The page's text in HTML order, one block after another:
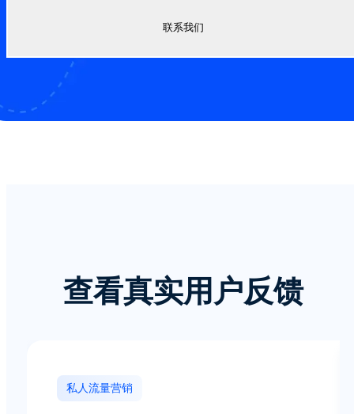
联系我们
查看真实用户反馈
私人流量营销